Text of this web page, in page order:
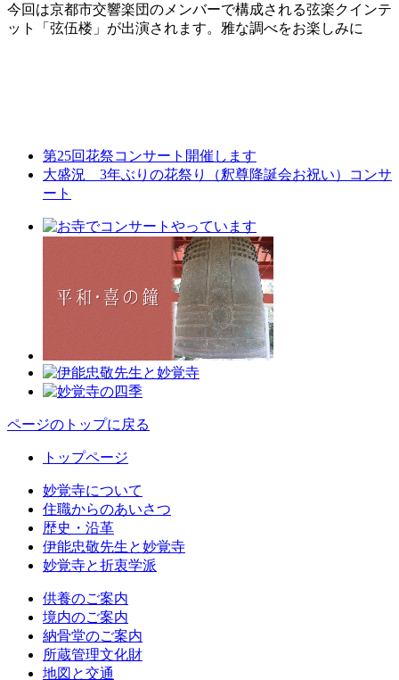
今回は京都市交響楽団のメンバーで構成される弦楽クインテ
ット「弦伍楼」が出演されます。雅な調べをお楽しみに
第25回花祭コンサート開催します
大盛況 3年ぶりの花祭り（釈尊降誕会お祝い）コンサ
ート
ページのトップに戻る
トップページ
妙覚寺について
住職からのあいさつ
歴史・沿革
伊能忠敬先生と妙覚寺
妙覚寺と折衷学派
供養のご案内
境内のご案内
納骨堂のご案内
所蔵管理文化財
地図と交通